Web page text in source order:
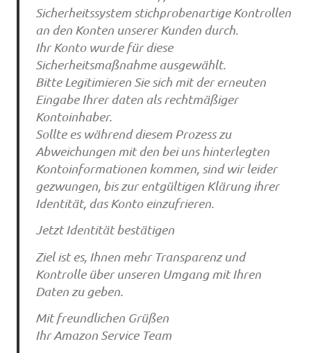
Sicherheitssystem stichprobenartige Kontrollen
an den Konten unserer Kunden durch.
Ihr Konto wurde für diese
Sicherheitsmaßnahme ausgewählt.
Bitte Legitimieren Sie sich mit der erneuten
Eingabe Ihrer daten als rechtmäßiger
Kontoinhaber.
Sollte es während diesem Prozess zu
Abweichungen mit den bei uns hinterlegten
Kontoinformationen kommen, sind wir leider
gezwungen, bis zur entgültigen Klärung ihrer
Identität, das Konto einzufrieren.
Jetzt Identität bestätigen
Ziel ist es, Ihnen mehr Transparenz und
Kontrolle über unseren Umgang mit Ihren
Daten zu geben.
Mit freundlichen Grüßen
Ihr Amazon Service Team